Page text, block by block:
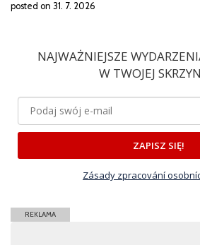
posted on 31. 7. 2026
NAJWAŻNIEJSZE
W TWOJEJ
ZAPISZ SIĘ!
Zásady zpracování
REKLAMA